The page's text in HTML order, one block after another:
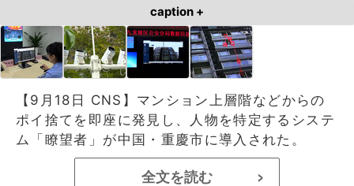
caption +
【9月18日 CNS】マンション上層階などからの
ポイ捨てを即座に発見し、人物を特定するシステ
ム「瞭望者」が中国・重慶市に導入された。
全文を読む >